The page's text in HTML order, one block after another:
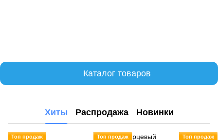
Каталог товаров
Хиты Распродажа Новинки
Топ продаж Топ продаж Топ продаж